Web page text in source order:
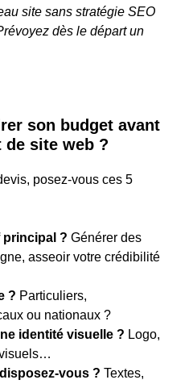
site sans stratégie SEO
dès le départ un
son budget avant
de site web ?
posez-vous ces 5
principal ? Générer des
asseoir votre crédibilité
? Particuliers,
ou nationaux ?
identité visuelle ? Logo,
vous ? Textes,